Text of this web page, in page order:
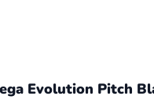
Evolution Pitch